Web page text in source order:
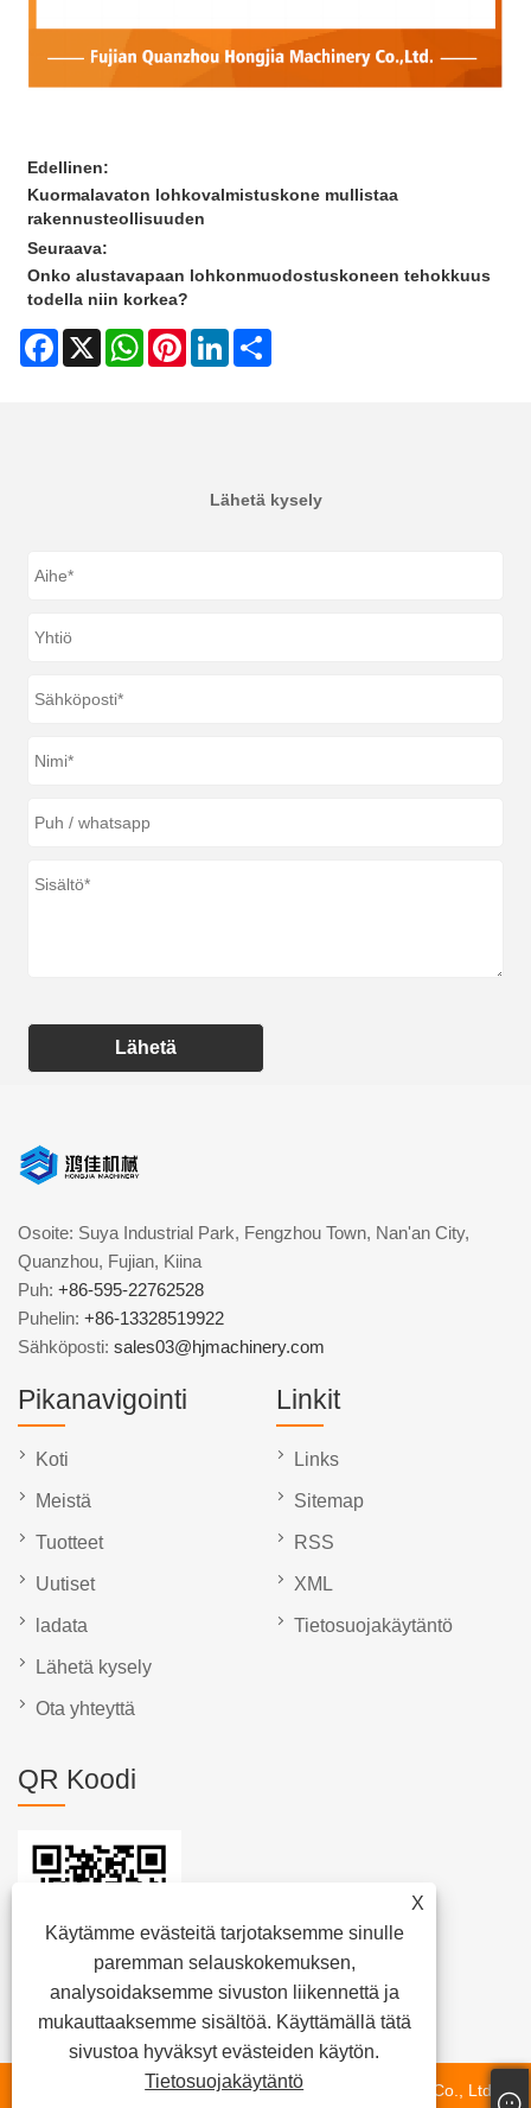
Edellinen:
Kuormalavaton lohkovalmistuskone mullistaa
rakennusteollisuuden
Seuraava:
Onko alustavapaan lohkonmuodostuskoneen tehokkuus
todella niin korkea?
Facebook
X WhatsAppPinterestLinkedIn
Lähetä kysely
Lähetä
X
Käytämme evästeitä tarjotaksemme sinulle
paremman selauskokemuksen,
analysoidaksemme sivuston liikennettä ja
mukauttaaksemme sisältöä. Käyttämällä tätä
sivustoa hyväksyt evästeiden käytön.
Tietosuojakäytäntö
Osoite: Suya Industrial Park, Fengzhou Town, Nan'an City,
Quanzhou, Fujian, Kiina
Puh: +86-595-22762528
Puhelin: +86-13328519922
Sähköposti: sales03@hjmachinery.com
Pikanavigointi
Koti
Meistä
Tuotteet
Uutiset
ladata
Lähetä kysely
Ota yhteyttä
Linkit
Links
Sitemap
RSS
XML
Tietosuojakäytäntö
QR Koodi
Copyright © 2024 Fujian Quanzhou Hongjia Machinery Co., Ltd.